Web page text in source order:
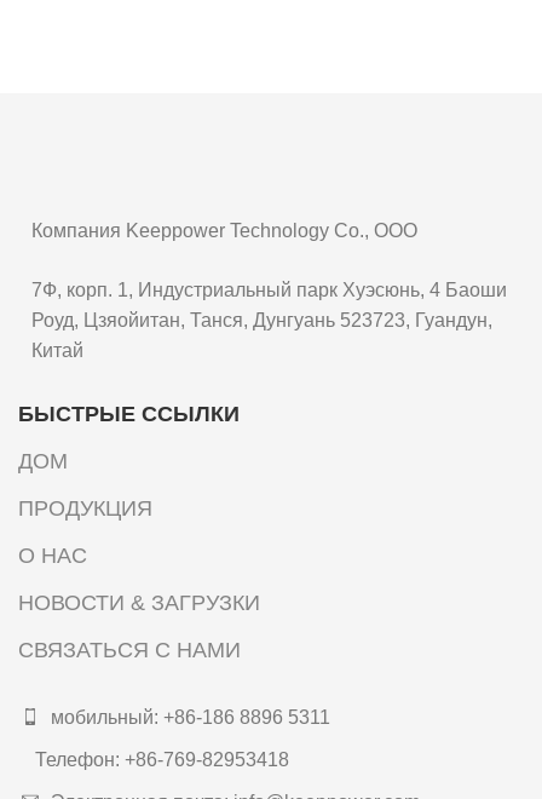
Компания Keeppower Technology Co., ООО
7Ф, корп. 1, Индустриальный парк Хуэсюнь, 4 Баоши
Роуд, Цзяойитан, Танся, Дунгуань 523723, Гуандун,
Китай
БЫСТРЫЕ ССЫЛКИ
ДОМ
ПРОДУКЦИЯ
О НАС
НОВОСТИ & ЗАГРУЗКИ
СВЯЗАТЬСЯ С НАМИ
мобильный: +86-186 8896 5311
Телефон: +86-769-82953418